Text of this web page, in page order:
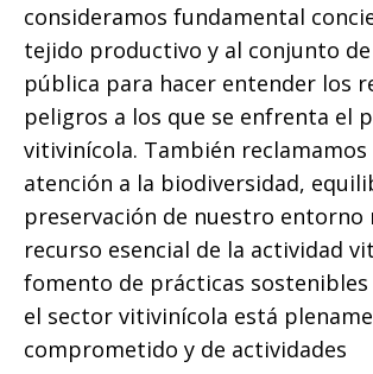
consideramos fundamental
tejido productivo y al conjunto
pública para hacer entender los
peligros a los que se enfrenta el
vitivinícola. También reclamamos
atención a la biodiversidad,
preservación de nuestro entorno
recurso esencial de la actividad
fomento de prácticas sostenibles
el sector vitivinícola está
comprometido y de actividades